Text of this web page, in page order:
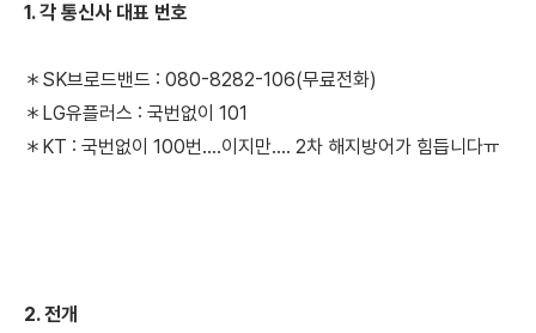
1. 각 통신사 대표 번호
＊ SK브로드밴드 : 080-8282-106(무료전화)
＊LG유플러스 : 국번없이 101
＊KT : 국번없이 100번....이지만.... 2차 해지방어가 힘듭니다ㅠ
2. 전개